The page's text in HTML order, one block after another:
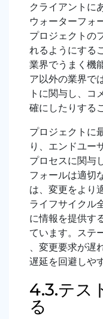
クライアントに
ウォーターフォ
プロジェクトの
れるようにする
業界でうまく機
ア以外の業界で
トに関与し、コ
確にしたりする
プロジェクトに
り、エンドユー
プロセスに関与
フォールは適切
は、変更をより
ライフサイクル
に情報を提供す
ています。ステ
、変更要求が
遅延を回避しや
4.3.テス
る